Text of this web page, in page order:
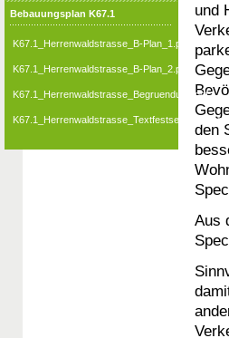
und
den
Aus
Bebauungsplan K67.1
K67.1_Herrenwaldstrasse_B-Plan_1.pdf
K67.1_Herrenwaldstrasse_B-Plan_2.pdf
K67.1_Herrenwaldstrasse_Begruendung.pdf
K67.1_Herrenwaldstrasse_Textfestsetzungen.pdf